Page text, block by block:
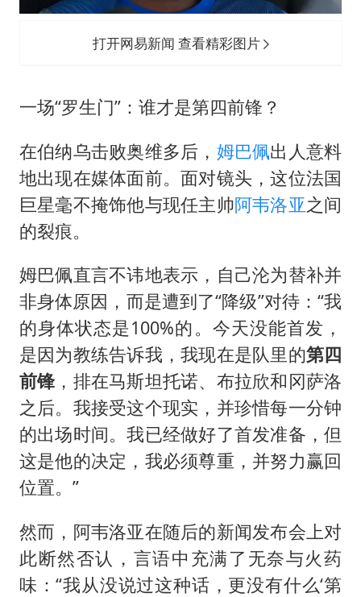
打开网易新闻 查看精彩图片
一场“罗生门”：谁才是第四前锋？
在伯纳乌击败奥维多后， 姆巴佩出人意料
地出现在媒体面前。面对镜头，这位法国
巨星毫不掩饰他与现任主帅阿韦洛亚之间
的裂痕。
姆巴佩直言不讳地表示，自己沦为替补并
非身体原因，而是遭到了“降级”对待：“我
的身体状态是100%的。今天没能首发，
是因为教练告诉我，我现在是队里的第四
前锋 ，排在马斯坦托诺、布拉欣和冈萨洛
之后。我接受这个现实，并珍惜每一分钟
的出场时间。我已经做好了首发准备，但
这是他的决定，我必须尊重，并努力赢回
位置。”
然而，阿韦洛亚在随后的新闻发布会上对
此断然否认，言语中充满了无奈与火药
味：“我从没说过这种话，更没有什么‘第